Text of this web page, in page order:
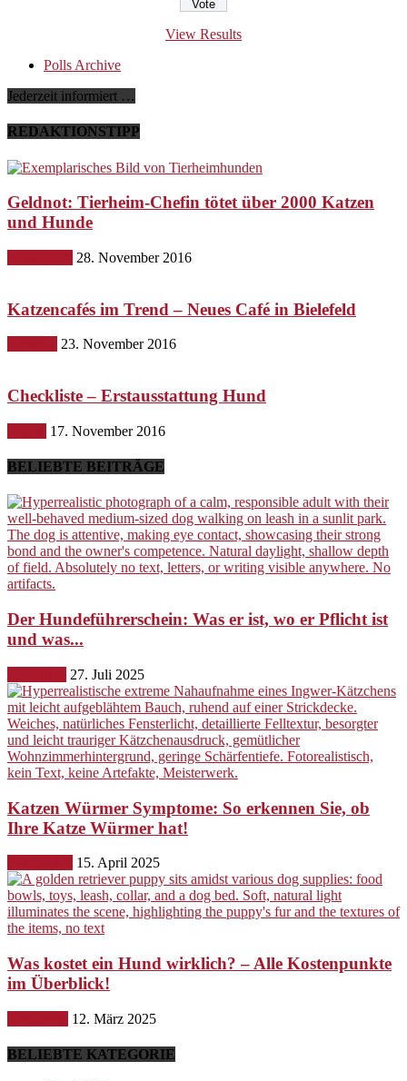
View Results
Polls Archive
Jederzeit informiert …
REDAKTIONSTIPP
Geldnot: Tierheim-Chefin tötet über 2000 Katzen
und Hunde
28. November 2016
Katzencafés im Trend – Neues Café in Bielefeld
23. November 2016
Checkliste – Erstausstattung Hund
17. November 2016
BELIEBTE BEITRÄGE
Der Hundeführerschein: Was er ist, wo er Pflicht ist
und was...
27. Juli 2025
Katzen Würmer Symptome: So erkennen Sie, ob
Ihre Katze Würmer hat!
15. April 2025
Was kostet ein Hund wirklich? – Alle Kostenpunkte
im Überblick!
12. März 2025
BELIEBTE KATEGORIE